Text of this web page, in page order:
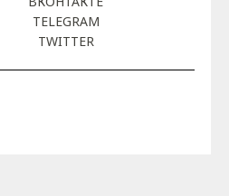
TELEGRAM
TWITTER